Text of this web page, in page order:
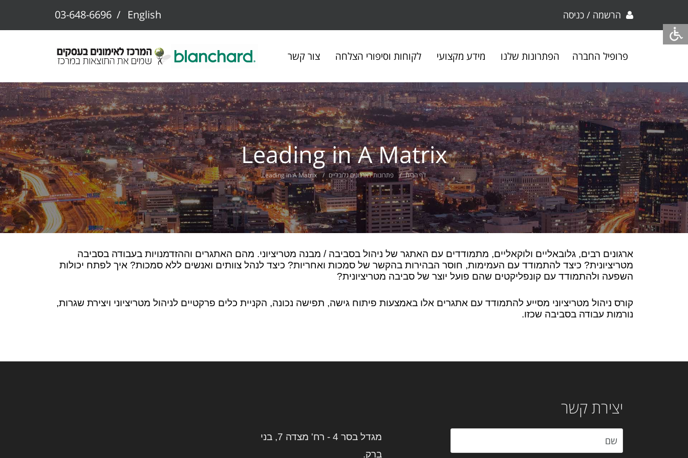
הרשמה / כניסה 03-648-6696 / English
פרופיל החברה הפתרונות שלנו מידע מקצועי לקוחות וסיפורי הצלחה צור קשר
Leading in A Matrix
דף הבית פתרונות לארגונים גלובליים Leading in A Matrix
ארגונים רבים, גלובאליים ולוקאליים, מתמודדים עם האתגר של ניהול בסביבה / מבנה מטריציוני. מהם האתגרים וההזדמנויות בעבודה בסביבה
מטריציונית? כיצד להתמודד עם העמימות, חוסר הבהירות בהקשר של סמכות ואחריות? כיצד לנהל צוותים ואנשים ללא סמכות? איך לפתח יכולות
השפעה ולהתמודד עם קונפליקטים שהם פועל יוצר של סביבה מטריציונית?
קורס ניהול מטריציוני מסייע להתמודד עם אתגרים אלו באמצעות פיתוח גישה, תפישה נכונה, הקניית כלים פרקטיים לניהול מטריציוני ויצירת שגרות,
נורמות עבודה בסביבה שכזו.
יצירת קשר
מגדל בסר 4 - רח' מצדה 7, בני
ברק.